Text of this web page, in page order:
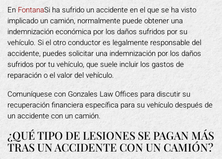
En FontanaSi ha sufrido un accidente en el que se ha visto
implicado un camión, normalmente puede obtener una
indemnización económica por los daños sufridos por su
vehículo. Si el otro conductor es legalmente responsable del
accidente, puedes solicitar una indemnización por los daños
sufridos por tu vehículo, que suele incluir los gastos de
reparación o el valor del vehículo.
Comuníquese con Gonzales Law Offices para discutir su
recuperación financiera específica para su vehículo después de
un accidente con un camión.
¿QUÉ TIPO DE LESIONES SE PAGAN MÁS
TRAS UN ACCIDENTE CON UN CAMIÓN?